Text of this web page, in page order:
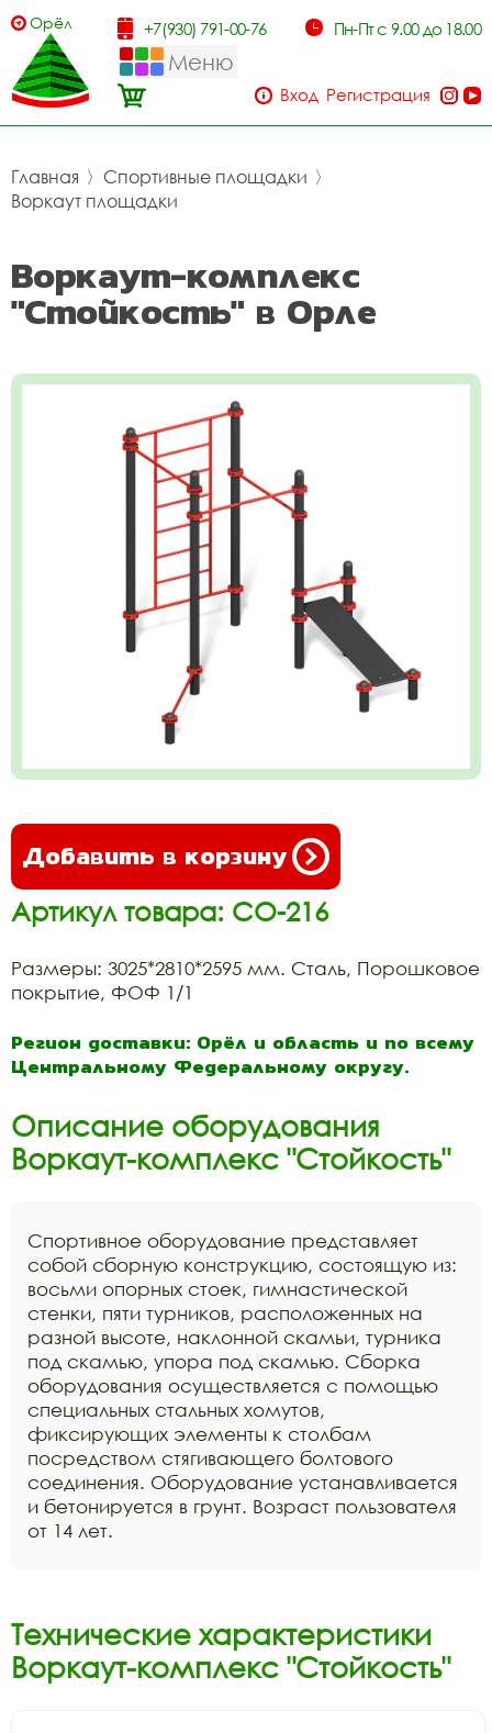
Орёл +7(930) 791-00-76 Пн-Пт с 9.00 до 18.00
Меню
Вход Регистрация
Главная 〉 Спортивные площадки 〉
Воркаут площадки
Воркаут-комплекс
"Стойкость" в Орле
Добавить в корзину
Артикул товара: СО-216
Размеры: 3025*2810*2595 мм. Сталь, Порошковое
покрытие, ФОФ 1/1
Регион доставки: Орёл и область и по всему
Центральному Федеральному округу.
Описание оборудования
Воркаут-комплекс "Стойкость"
Спортивное оборудование представляет
собой сборную конструкцию, состоящую из:
восьми опорных стоек, гимнастической
стенки, пяти турников, расположенных на
разной высоте, наклонной скамьи, турника
под скамью, упора под скамью. Сборка
оборудования осуществляется с помощью
специальных стальных хомутов,
фиксирующих элементы к столбам
посредством стягивающего болтового
соединения. Оборудование устанавливается
и бетонируется в грунт. Возраст пользователя
от 14 лет.
Технические характеристики
Воркаут-комплекс "Стойкость"